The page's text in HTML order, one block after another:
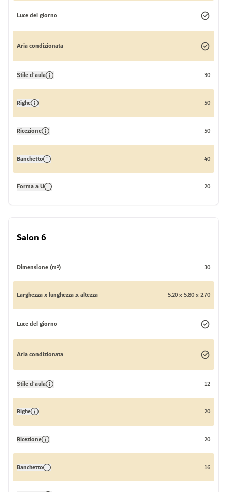
Luce del giorno
Aria condizionata
Stile d'aula 30
Righe 50
Ricezione 50
Banchetto 40
Forma a U 20
Salon 6
Dimensione (m²) 30
Larghezza x lunghezza x altezza 5,20 x 5,80 x 2,70
Luce del giorno
Aria condizionata
Stile d'aula 12
Righe 20
Ricezione 20
Banchetto 16